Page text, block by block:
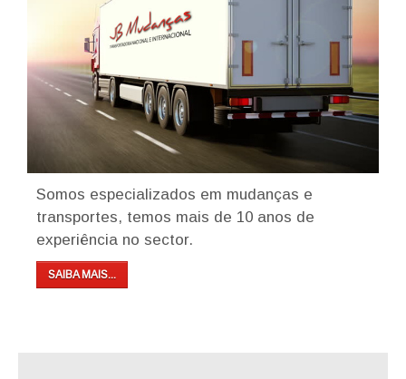
Somos especializados em mudanças e
transportes, temos mais de 10 anos de
experiência no sector.
SAIBA MAIS...